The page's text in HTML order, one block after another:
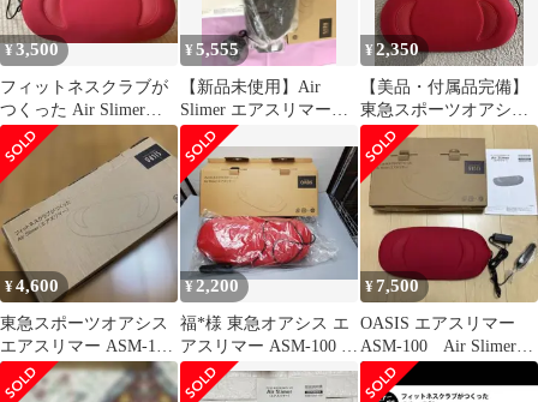
¥3,500
フィットネスクラブが
つくった Air Slimer
ASM-100
¥5,555
【新品未使用】Air
Slimer エアスリマー
ASM-100
¥2,350
【美品・付属品完備】
東急スポーツオアシス
エアスリマー ASM-100
レッド
¥4,600
東急スポーツオアシス
エアスリマー ASM-100
レッド
¥2,200
福*様 東急オアシス エ
アスリマー ASM-100 レ
ッド ストレッチ器具
¥7,500
OASIS エアスリマー
ASM-100 Air Slimer
家庭用運動器具